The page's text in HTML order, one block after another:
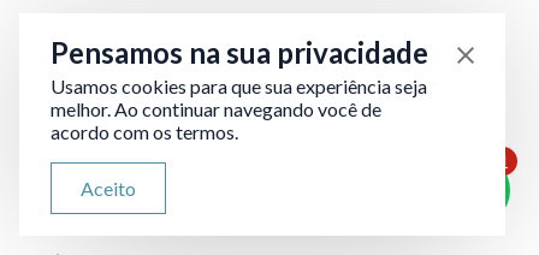
Como solicitar a Pensão por
Morte?
A pensão por morte pode ser solicitada
diretamentenas agências do INSS ou através
do portal meu INSS.
1
Pensamos na sua privacidade
Usamos cookies para que sua experiência seja
melhor. Ao continuar navegando você de
acordo com os termos.
Aceito